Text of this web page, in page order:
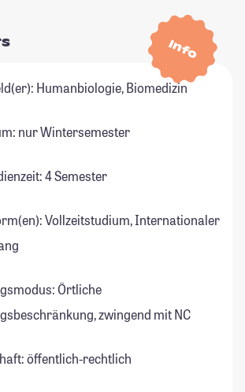
Info
Humanbiologie, Biomedizin
nur Wintersemester
4 Semester
Vollzeitstudium, Internationaler
Örtliche
zwingend mit NC
öffentlich-rechtlich